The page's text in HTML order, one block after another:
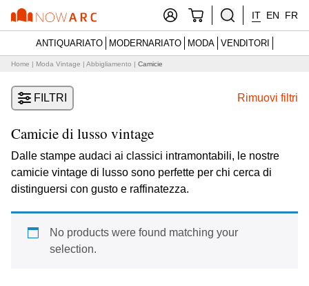
IT EN FR
ANTIQUARIATO MODERNARIATO MODA VENDITORI
Home | Moda Vintage | Abbigliamento | Camicie
FILTRI Rimuovi filtri
Camicie di lusso vintage
Dalle stampe audaci ai classici intramontabili, le nostre
camicie vintage di lusso sono perfette per chi cerca di
distinguersi con gusto e raffinatezza.
No products were found matching your
selection.